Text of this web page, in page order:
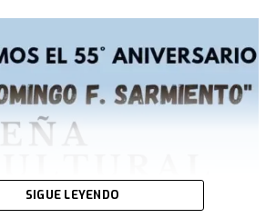
del planeta, cuyo templo central,
100.000 personas sentadas.
SIGUE LEYENDO